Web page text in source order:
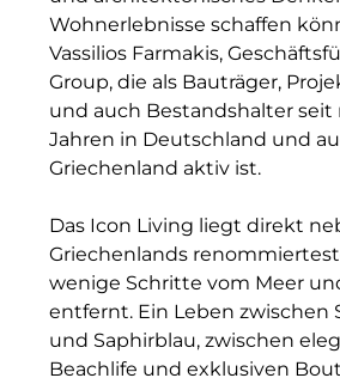
Münchner Wohnen
Münchner Wohnen
National Center for Waste
Neuhausen Neudenken
Optima_Hammer
PAULUS
Wohnerlebnisse schaffen
Vassilios Farmakis,
Group, die als Bauträger,
und auch Bestandshalter seit
Jahren in Deutschland und
Griechenland aktiv ist.
Das Icon Living liegt direkt
Griechenlands
wenige Schritte vom Meer
entfernt. Ein Leben zwischen
und Saphirblau, zwischen
Beachlife und exklusiven